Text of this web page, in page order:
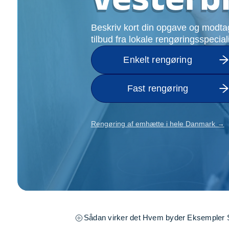
Opsætning af
Tunge løft
Underholdning
Se alle...
Beskriv kort din opgave og
tilbud fra lokale
Enkelt rengøring
Fast rengøring
Rengøring af emhætte i hele Danmark →
Sådan virker det Hvem byder Eksempler